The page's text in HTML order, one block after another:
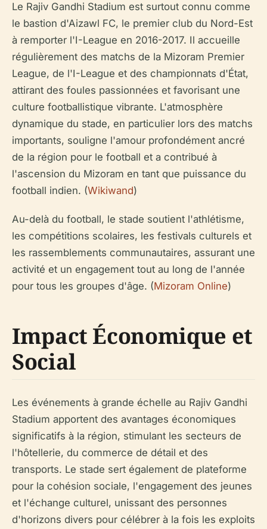
Le Rajiv Gandhi Stadium est surtout connu comme
le bastion d'Aizawl FC, le premier club du Nord-Est
à remporter l'I-League en 2016-2017. Il accueille
régulièrement des matchs de la Mizoram Premier
League, de l'I-League et des championnats d'État,
attirant des foules passionnées et favorisant une
culture footballistique vibrante. L'atmosphère
dynamique du stade, en particulier lors des matchs
importants, souligne l'amour profondément ancré
de la région pour le football et a contribué à
l'ascension du Mizoram en tant que puissance du
football indien. (Wikiwand)
Au-delà du football, le stade soutient l'athlétisme,
les compétitions scolaires, les festivals culturels et
les rassemblements communautaires, assurant une
activité et un engagement tout au long de l'année
pour tous les groupes d'âge. (Mizoram Online)
Impact Économique et
Social
Les événements à grande échelle au Rajiv Gandhi
Stadium apportent des avantages économiques
significatifs à la région, stimulant les secteurs de
l'hôtellerie, du commerce de détail et des
transports. Le stade sert également de plateforme
pour la cohésion sociale, l'engagement des jeunes
et l'échange culturel, unissant des personnes
d'horizons divers pour célébrer à la fois les exploits